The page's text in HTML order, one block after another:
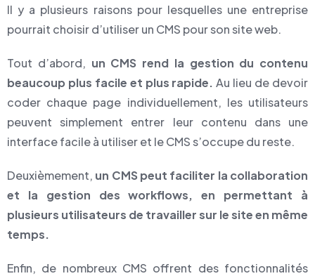
Il y a plusieurs raisons pour lesquelles une entreprise
pourrait choisir d’utiliser un CMS pour son site web.
Tout d’abord, un CMS rend la gestion du contenu
beaucoup plus facile et plus rapide. Au lieu de devoir
coder chaque page individuellement, les utilisateurs
peuvent simplement entrer leur contenu dans une
interface facile à utiliser et le CMS s’occupe du reste.
Deuxièmement, un CMS peut faciliter la collaboration
et la gestion des workflows, en permettant à
plusieurs utilisateurs de travailler sur le site en même
temps.
Enfin, de nombreux CMS offrent des fonctionnalités